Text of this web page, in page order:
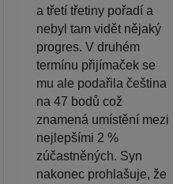
a třetí třetiny pořadí a
nebyl tam vidět nějaký
progres. V druhém
termínu přijímaček se
mu ale podařila čeština
na 47 bodů což
znamená umístění mezi
nejlepšími 2 %
zúčastněných. Syn
nakonec prohlašuje, že